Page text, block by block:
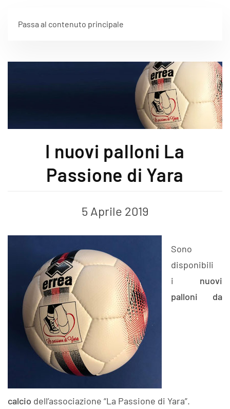
Passa al contenuto principale
I nuovi palloni La
Passione di Yara
5 Aprile 2019
Sono
disponibili
i nuovi
palloni da
calcio dell’associazione “La Passione di Yara”.